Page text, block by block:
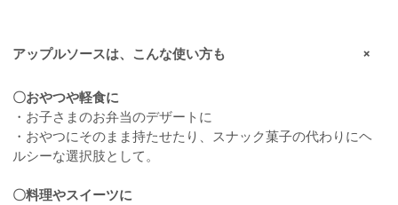
アップルソースは、こんな使い方も
〇おやつや軽食に
・お子さまのお弁当のデザートに
・おやつにそのまま持たせたり、スナック菓子の代わりにヘ
ルシーな選択肢として。
〇料理やスイーツに